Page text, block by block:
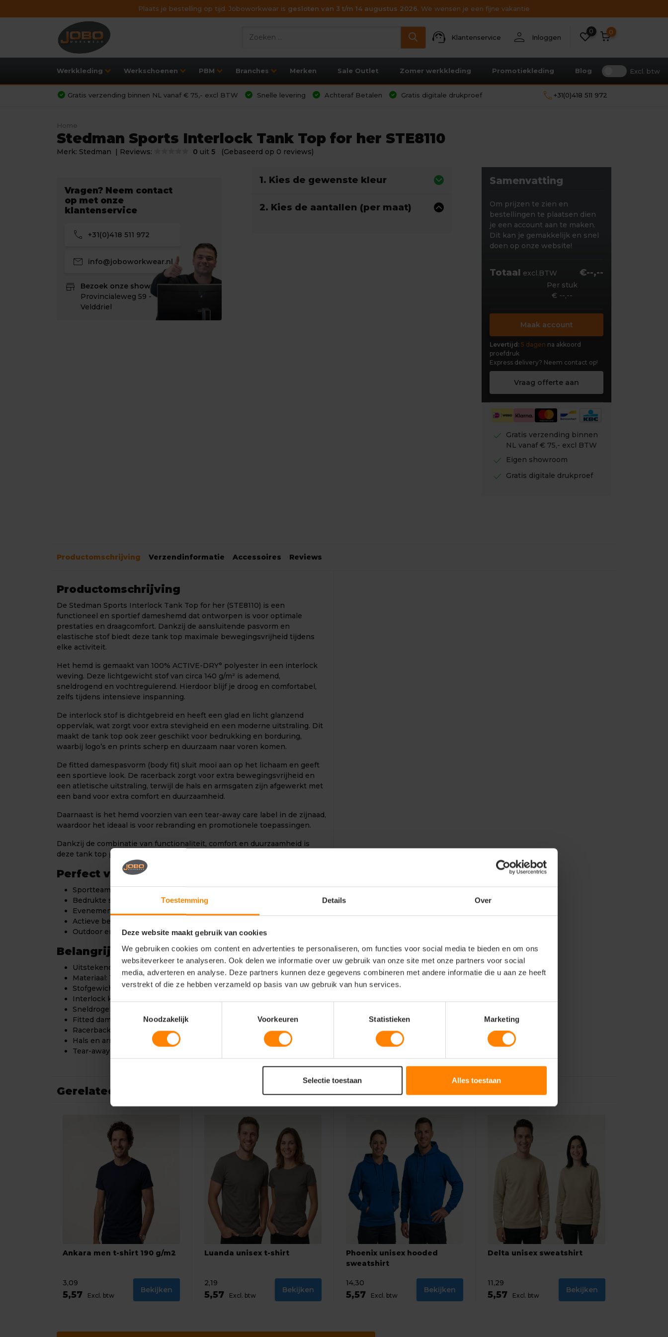
Toestemming Details Over
Deze website maakt gebruik van cookies
We gebruiken cookies om content en advertenties te personaliseren, om functies voor social media te bieden en om ons
websiteverkeer te analyseren. Ook delen we informatie over uw gebruik van onze site met onze partners voor social
media, adverteren en analyse. Deze partners kunnen deze gegevens combineren met andere informatie die u aan ze heeft
verstrekt of die ze hebben verzameld op basis van uw gebruik van hun services.
Noodzakelijk
Voorkeuren Statistieken Marketing
Selectie toestaan Alles toestaan
Plaats je bestelling op tijd. Joboworkwear is gesloten van 3 t/m 14 augustus 2026. We wensen je een fijne vakantie
support_agent Klantenservice person Inloggen
0 0
Werkkleding Werkschoenen PBM Branches Merken Sale Outlet Zomer werkkleding Promotiekleding Blog Excl. btw
Gratis verzending binnen NL vanaf € 75,- excl BTW Snelle levering Achteraf Betalen Gratis digitale drukproef call +31(0)418 511 972
Home
Stedman Sports Interlock Tank Top for her STE8110
Merk: Stedman | Reviews: 0 uit 5 (Gebaseerd op 0 reviews)
Vragen? Neem contact
op met onze
klantenservice
call +31(0)418 511 972
mail info@joboworkwear.nl
store
Bezoek onze showroom:
Provincialeweg 59 -
Velddriel
1. Kies de gewenste kleur
2. Kies de aantallen (per maat)
Samenvatting
Om prijzen te zien en
bestellingen te plaatsen dien
je een account aan te maken.
Dit kan je gemakkelijk en snel
doen op onze website!
Totaal excl.BTW €--,--
Per stuk
€ --,--
Maak account
Levertijd: 5 dagen na akkoord
proefdruk
Express delivery? Neem contact op!
Vraag offerte aan
check
Gratis verzending binnen
NL vanaf € 75,- excl BTW
check Eigen showroom
check Gratis digitale drukproef
Productomschrijving Verzendinformatie Accessoires Reviews
Productomschrijving
De Stedman Sports Interlock Tank Top for her (STE8110) is een
functioneel en sportief dameshemd dat ontworpen is voor optimale
prestaties en draagcomfort. Dankzij de aansluitende pasvorm en
elastische stof biedt deze tank top maximale bewegingsvrijheid tijdens
elke activiteit.
Het hemd is gemaakt van 100% ACTIVE-DRY° polyester in een interlock
weving. Deze lichtgewicht stof van circa 140 g/m² is ademend,
sneldrogend en vochtregulerend. Hierdoor blijf je droog en comfortabel,
zelfs tijdens intensieve inspanning.
De interlock stof is dichtgebreid en heeft een glad en licht glanzend
oppervlak, wat zorgt voor extra stevigheid en een moderne uitstraling. Dit
maakt de tank top ook zeer geschikt voor bedrukking en borduring,
waarbij logo’s en prints scherp en duurzaam naar voren komen.
De fitted damespasvorm (body fit) sluit mooi aan op het lichaam en geeft
een sportieve look. De racerback zorgt voor extra bewegingsvrijheid en
een atletische uitstraling, terwijl de hals en armsgaten zijn afgewerkt met
een band voor extra comfort en duurzaamheid.
Daarnaast is het hemd voorzien van een tear-away care label in de zijnaad,
waardoor het ideaal is voor rebranding en promotionele toepassingen.
Dankzij de combinatie van functionaliteit, comfort en duurzaamheid is
deze tank top perfect voor sport, events en actieve werkomgevingen.
Perfect voor:
Sportteams en trainingen
Bedrukte sportkleding
Evenementen en promotie
Actieve bedrijfskleding
Outdoor en intensief gebruik
Belangrijkste kenmerken:
Uitstekend geschikt voor bedrukken en borduren
Materiaal: 100% ACTIVE-DRY° polyester
Stofgewicht: ca. 140 g/m² (licht en ademend)
Interlock kwaliteit (glad, sterk en elastisch)
Sneldrogend en vochtregulerend
Fitted damespasvorm (body fit)
Racerback ontwerp voor extra bewegingsvrijheid
Hals en armsgaten met band
Tear-away label (ideaal voor rebranding)
Gerelateerde producten
Ankara men t-shirt 190 g/m2
3,09
5,57 Excl. btw
Bekijken
Luanda unisex t-shirt
2,19
5,57 Excl. btw
Bekijken
Phoenix unisex hooded
sweatshirt
14,30
5,57 Excl. btw
Bekijken
Delta unisex sweatshirt
11,29
5,57 Excl. btw
Bekijken